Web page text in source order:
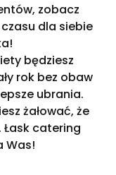
zobacz
dla siebie
będziesz
rok bez obaw
ubrania.
żałować, że
Łask catering
Was!